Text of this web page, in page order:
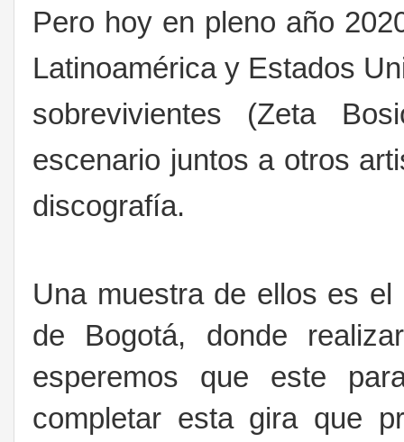
Pero hoy en pleno año
Latinoamérica y Estados
sobrevivientes (Zeta
escenario juntos a otros
discografía.
Una muestra de ellos es
de Bogotá, donde
esperemos que este
completar esta gira que